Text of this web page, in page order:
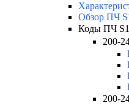
Обзор ПЧ
Коды ПЧ
200-
200-